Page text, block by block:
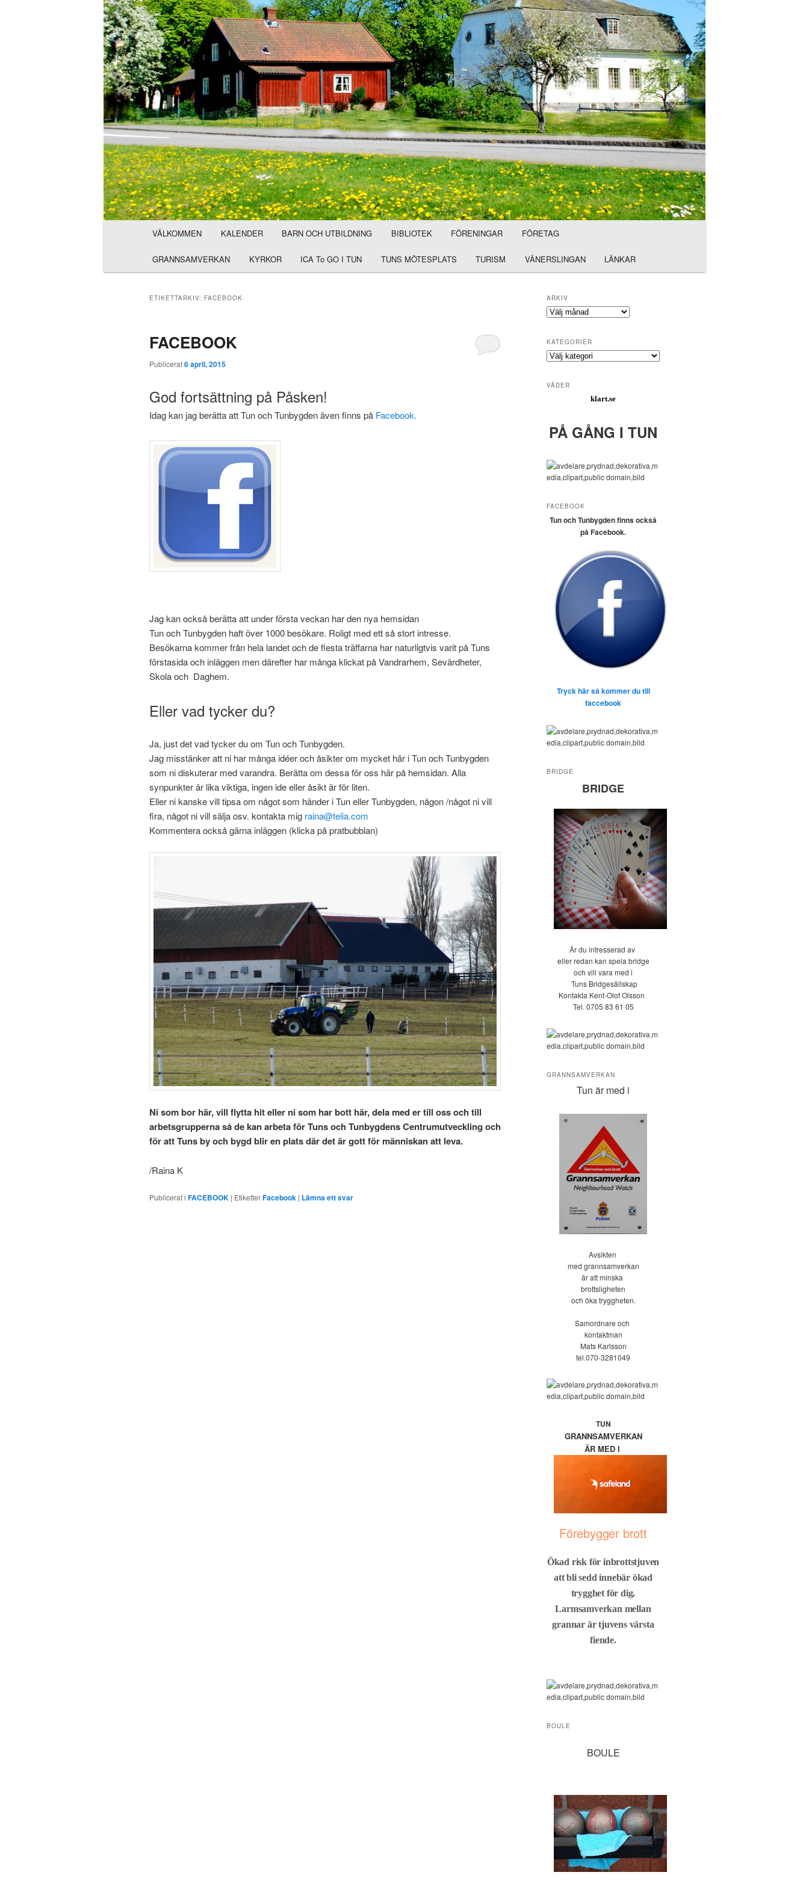
u
VÄLKOMMEN KALENDER BARN OCH UTBILDNING BIBLIOTEK FÖRENINGAR FÖRETAG
GRANNSAMVERKAN KYRKOR ICA To GO I TUN TUNS MÖTESPLATS TURISM VÄNERSLINGAN LÄNKAR
ETIKETTARKIV: FACEBOOK
FACEBOOK
Publicerat6 april, 2015
God fortsättning på Påsken!
Idag kan jag berätta att Tun och Tunbygden även finns på Facebook.
Jag kan också berätta att under första veckan har den nya hemsidan
Tun och Tunbygden haft över 1000 besökare. Roligt med ett så stort intresse.
Besökarna kommer från hela landet och de flesta träffarna har naturligtvis varit på Tuns
förstasida och inläggen men därefter har många klickat på Vandrarhem, Sevärdheter,
Skola och Daghem.
Eller vad tycker du?
Ja, just det vad tycker du om Tun och Tunbygden.
Jag misstänker att ni har många idéer och åsikter om mycket här i Tun och Tunbygden
som ni diskuterar med varandra. Berätta om dessa för oss här på hemsidan. Alla
synpunkter är lika viktiga, ingen ide eller åsikt är för liten.
Eller ni kanske vill tipsa om något som händer i Tun eller Tunbygden, någon /något ni vill
fira, något ni vill sälja osv. kontakta mig raina@telia.com
Kommentera också gärna inläggen (klicka på pratbubblan)
Ni som bor här, vill flytta hit eller ni som har bott här, dela med er till oss och till
arbetsgrupperna så de kan arbeta för Tuns och Tunbygdens Centrumutveckling och
för att Tuns by och bygd blir en plats där det är gott för människan att leva.
/Raina K
Publicerat i FACEBOOK | EtiketterFacebook | Lämna ett svar
ARKIV
Arkiv
KATEGORIER
Kategorier
VÄDER
klart.se
PÅ GÅNG I TUN
FACEBOOK
Tun och Tunbygden finns också
på Facebook.
Tryck här så kommer du till
faccebook
BRIDGE
BRIDGE
Är du intresserad av
eller redan kan spela bridge
och vill vara med i
Tuns Bridgesällskap
Kontakta Kent-Olof Olsson
Tel. 0705 83 61 05
GRANNSAMVERKAN
Tun är med i
Avsikten
med grannsamverkan
är att minska
brottsligheten
och öka tryggheten.
Samordnare och
kontaktman
Mats Karlsson
tel.070-3281049
TUN
GRANNSAMVERKAN
ÄR MED I
Förebygger brott
Ökad risk för inbrottstjuven
att bli sedd innebär ökad
trygghet för dig.
Larmsamverkan mellan
grannar är tjuvens värsta
fiende.
BOULE
BOULE